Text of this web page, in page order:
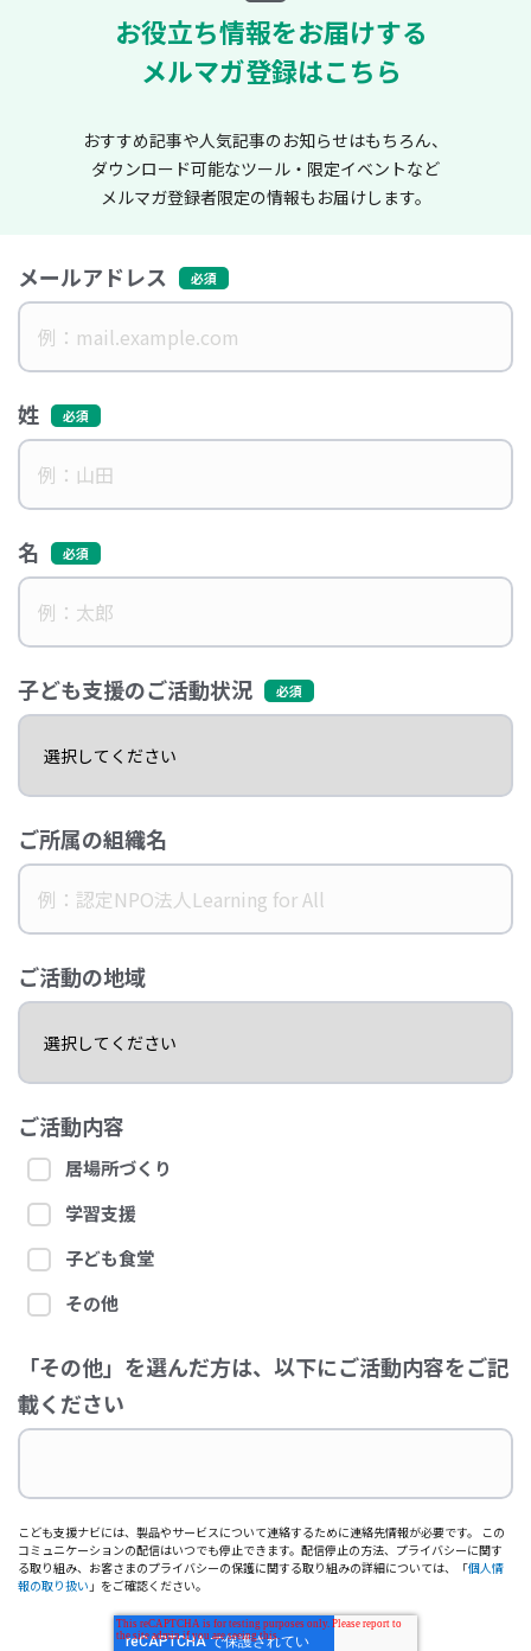
お役立ち情報をお届けする
メルマガ登録はこちら
おすすめ記事や人気記事のお知らせはもちろん、
ダウンロード可能なツール・限定イベントなど
メルマガ登録者限定の情報もお届けします。
メールアドレス
姓
名
子ども支援のご活動状況
ご所属の組織名
ご活動の地域
ご活動内容
居場所づくり
学習支援
子ども食堂
その他
「その他」を選んだ方は、以下にご活動内容をご記
載ください
こども支援ナビには、製品やサービスについて連絡するために連絡先情報が必要です。 この
コミュニケーションの配信はいつでも停止できます。配信停止の方法、プライバシーに関す
る取り組み、お客さまのプライバシーの保護に関する取り組みの詳細については、「個人情
報の取り扱い 」をご確認ください。